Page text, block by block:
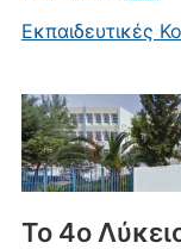
Εκπαιδευτικές
Το 4ο